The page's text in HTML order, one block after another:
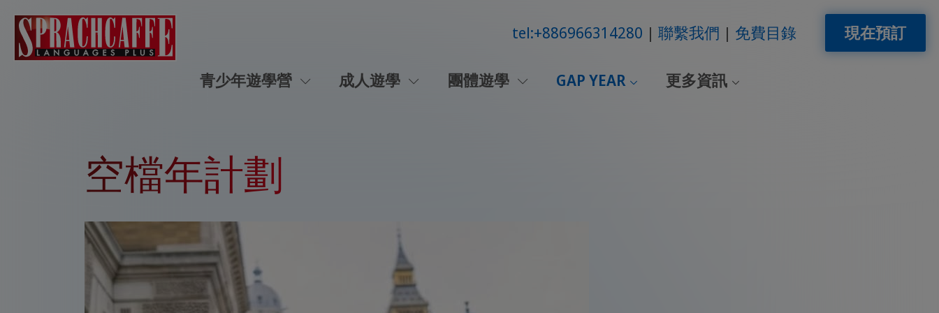
tel:+886966314280 聯繫我們 免費目錄 現在預訂
青少年遊學營 成人遊學 團體遊學 GAP YEAR 更多資訊
空檔年計劃